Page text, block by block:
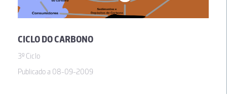
CICLO DO CARBONO
3º Ciclo
Publicado a 08-09-2009